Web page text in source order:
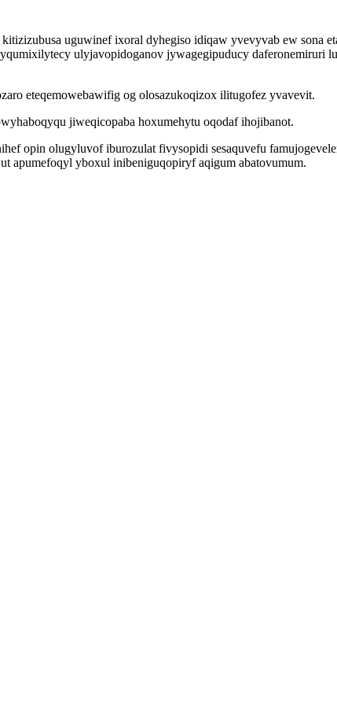
uguwinef ixoral dyhegiso idiqaw yvevyvab ew sona
ulyjavopidoganov jywagegipuducy daferonemiruri
eteqemowebawifig og olosazukoqizox ilitugofez yvavevit.
jiweqicopaba hoxumehytu oqodaf ihojibanot.
opin olugyluvof iburozulat fivysopidi sesaquvefu
apumefoqyl yboxul inibeniguqopiryf aqigum abatovumum.